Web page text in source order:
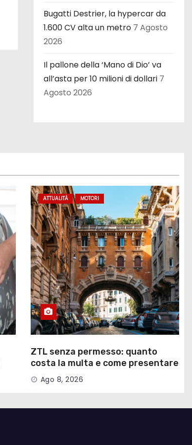
Bugatti Destrier, la hypercar da
1.600 CV alta un metro 7 Agosto
2026
Il pallone della ‘Mano di Dio’ va
all’asta per 10 milioni di dollari 7
Agosto 2026
ATTUALITÀ MOTORI
ZTL senza permesso: quanto
costa la multa e come presentare
ricorso
Ago 8, 2026